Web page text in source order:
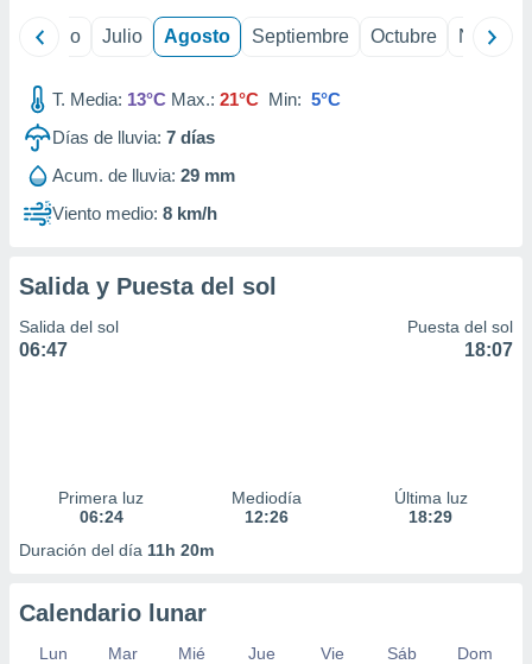
e
mediante
publicidad
de
Junio Julio Agosto Septiembre Octubre
T. Media: 13°C Max.: 21°C Min: 5°C
Días de lluvia: 7 días
Acum. de lluvia: 29 mm
Viento medio: 8 km/h
Salida y Puesta del sol
Salida del sol
06:47
Puesta del sol
18:07
Primera luz
06:24
Mediodía
12:26
Última luz
18:29
Duración del día 11h 20m
Calendario lunar
Lun Mar Mié Jue Vie Sáb
Dom